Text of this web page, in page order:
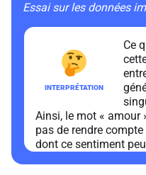
Essai sur les données
Ce
Ainsi, le mot « amour
pas de rendre
dont ce sentiment